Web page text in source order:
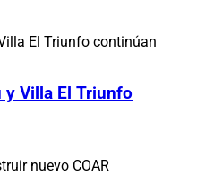
y Villa El Triunfo